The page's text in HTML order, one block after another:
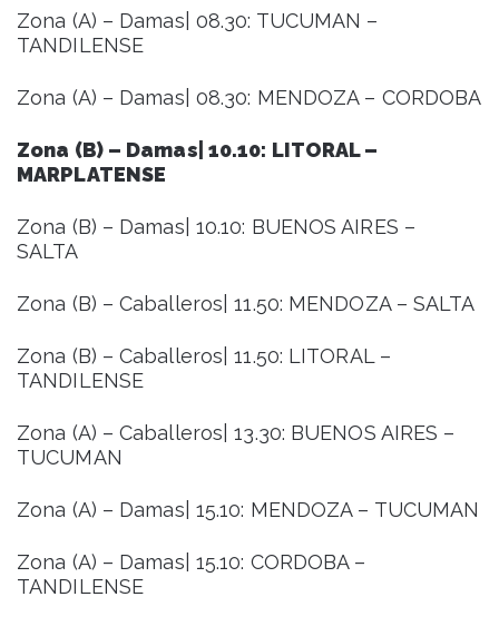
Zona (A) – Damas| 08.30: TUCUMAN –
TANDILENSE
Zona (A) – Damas| 08.30: MENDOZA – CORDOBA
Zona (B) – Damas| 10.10: LITORAL –
MARPLATENSE
Zona (B) – Damas| 10.10: BUENOS AIRES –
SALTA
Zona (B) – Caballeros| 11.50: MENDOZA – SALTA
Zona (B) – Caballeros| 11.50: LITORAL –
TANDILENSE
Zona (A) – Caballeros| 13.30: BUENOS AIRES –
TUCUMAN
Zona (A) – Damas| 15.10: MENDOZA – TUCUMAN
Zona (A) – Damas| 15.10: CORDOBA –
TANDILENSE